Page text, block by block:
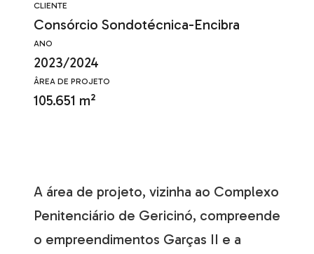
CLIENTE
Consórcio Sondotécnica-Encibra
ANO
2023/2024
ÂREA DE PROJETO
105.651 m²
A área de projeto, vizinha ao Complexo
Penitenciário de Gericinó, compreende
o empreendimentos Garças II e a